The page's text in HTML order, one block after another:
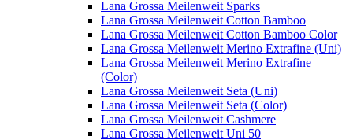
Lana Grossa Meilenweit Sparks
Lana Grossa Meilenweit Cotton Bamboo
Lana Grossa Meilenweit Cotton Bamboo Color
Lana Grossa Meilenweit Merino Extrafine (Uni)
Lana Grossa Meilenweit Merino Extrafine
(Color)
Lana Grossa Meilenweit Seta (Uni)
Lana Grossa Meilenweit Seta (Color)
Lana Grossa Meilenweit Cashmere
Lana Grossa Meilenweit Uni 50